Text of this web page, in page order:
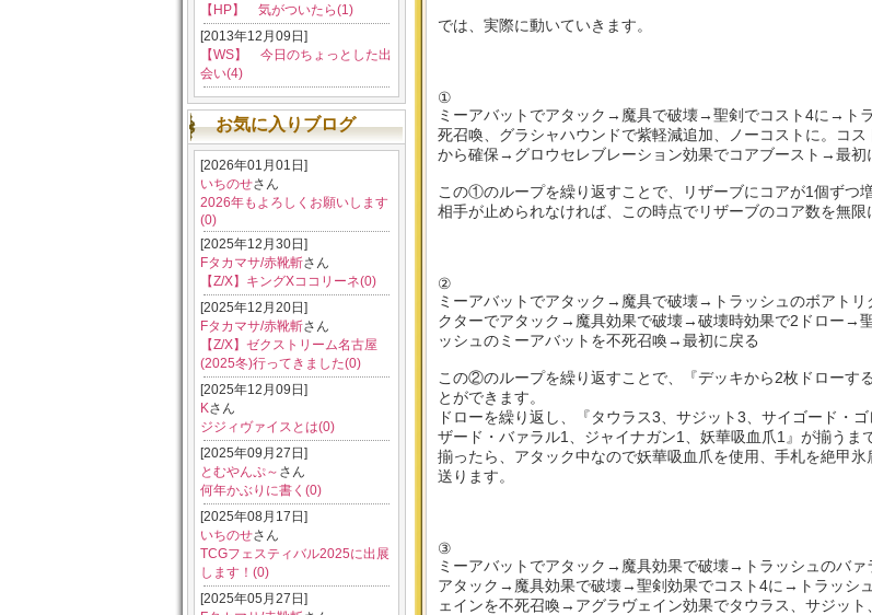
【HP】 気がついたら(1)
[2013年12月09日]
【WS】 今日のちょっとした出
会い(4)
お気に入りブログ
[2026年01月01日]
いちのせさん
2026年もよろしくお願いします
(0)
[2025年12月30日]
Fタカマサ/赤靴斬さん
【Z/X】キングXココリーネ(0)
[2025年12月20日]
Fタカマサ/赤靴斬さん
【Z/X】ゼクストリーム名古屋
(2025冬)行ってきました(0)
[2025年12月09日]
Kさん
ジジィヴァイスとは(0)
[2025年09月27日]
とむやんぷ～ さん
何年かぶりに書く(0)
[2025年08月17日]
いちのせさん
TCGフェスティバル2025に出展
します！(0)
[2025年05月27日]
では、実際に動いていきます。
①
ミーアバットでアタック→魔具で破壊→聖剣でコスト4に→ト
死召喚、グラシャハウンドで紫軽減追加、ノーコストに。コス
から確保→グロウセレブレーション効果でコアブースト→最初
この①のループを繰り返すことで、リザーブにコアが1個ずつ増
相手が止められなければ、この時点でリザーブのコア数を無限
②
ミーアバットでアタック→魔具で破壊→トラッシュのボアト
クターでアタック→魔具効果で破壊→破壊時効果で2ドロー→
ッシュのミーアバットを不死召喚→最初に戻る
この②のループを繰り返すことで、『デッキから2枚ドローす
とができます。
ドローを繰り返し、『タウラス3、サジット3、サイゴード・
ザード・バァラル1、ジャイナガン1、妖華吸血爪1』が揃うま
揃ったら、アタック中なので妖華吸血爪を使用、手札を絶甲
送ります。
③
ミーアバットでアタック→魔具効果で破壊→トラッシュのバ
アタック→魔具効果で破壊→聖剣効果でコスト4に→トラッシ
ェインを不死召喚→アグラヴェイン効果でタウラス、サジット